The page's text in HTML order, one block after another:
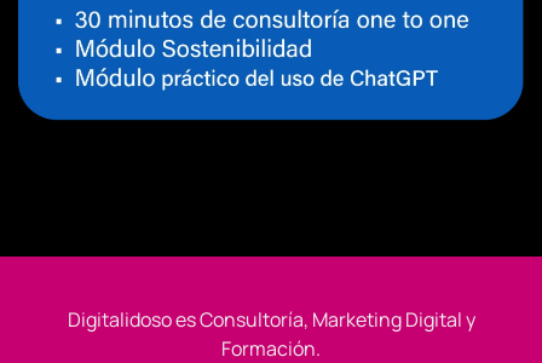
Digitalidoso es Consultoría, Marketing Digital y
Formación.